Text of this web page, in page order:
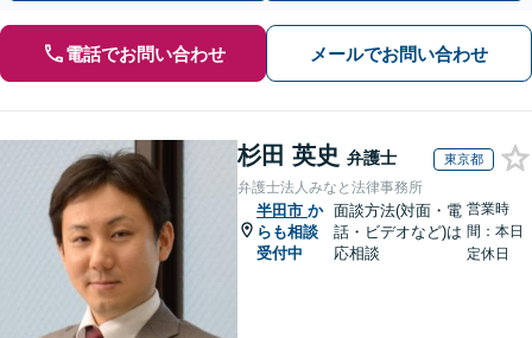
電話でお問い合わせ メールでお問い合わせ
杉田 英史 弁護士 東京都
弁護士法人みなと法律事務所
半田市 か
らも相談
受付中
面談方法(対面・電
話・ビデオなど)は
応相談
営業時
間：本日
定休日